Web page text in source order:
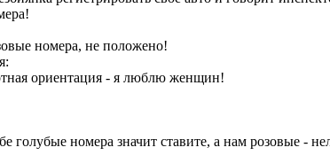
номера, не положено!
ориентация - я люблю женщин!
голубые номера значит ставите, а нам розовые -